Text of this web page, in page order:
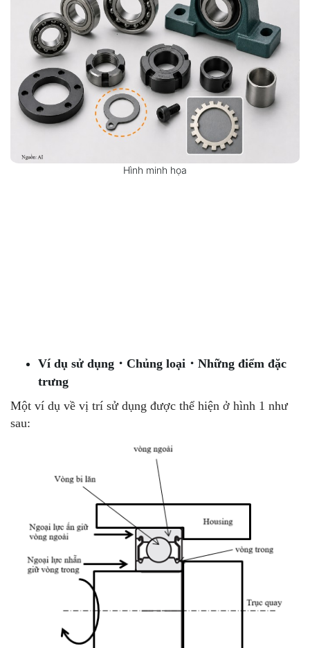
Hình minh họa
Ví dụ sử dụng・Chủng loại・Những điểm đặc
trưng
Một ví dụ về vị trí sử dụng được thể hiện ở hình 1 như
sau: